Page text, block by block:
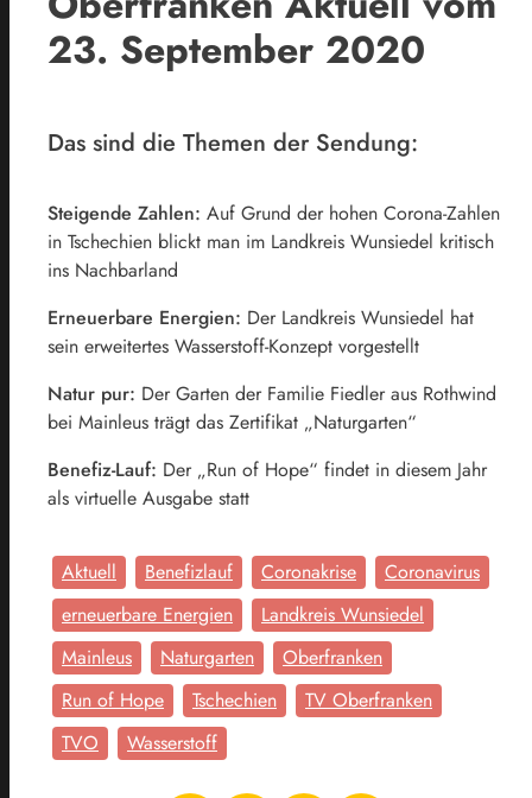
23. September 2020
Das sind die Themen der Sendung:
Steigende Zahlen: Auf Grund der hohen Corona-Zahlen
in Tschechien blickt man im Landkreis Wunsiedel kritisch
ins Nachbarland
Erneuerbare Energien: Der Landkreis Wunsiedel hat
sein erweitertes Wasserstoff-Konzept vorgestellt
Natur pur: Der Garten der Familie Fiedler aus Rothwind
bei Mainleus trägt das Zertifikat „Naturgarten“
Benefiz-Lauf: Der „Run of Hope“ findet in diesem Jahr
als virtuelle Ausgabe statt
Aktuell Benefizlauf Coronakrise
Coronavirus
erneuerbare Energien
Landkreis Wunsiedel
Mainleus
Naturgarten
Oberfranken
Run of Hope
Tschechien
TV Oberfranken
TVO
Wasserstoff